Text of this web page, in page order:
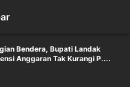
Bendera, Bupati Landak
Anggaran Tak Kurangi P....